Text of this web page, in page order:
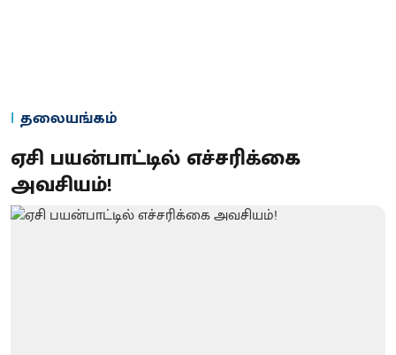
தலையங்கம்
ஏசி பயன்பாட்டில் எச்சரிக்கை
அவசியம்!